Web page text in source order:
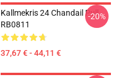
Kallmekris 24 Chandail Pull
RB0811
37,67 € - 44,11 €
-20%